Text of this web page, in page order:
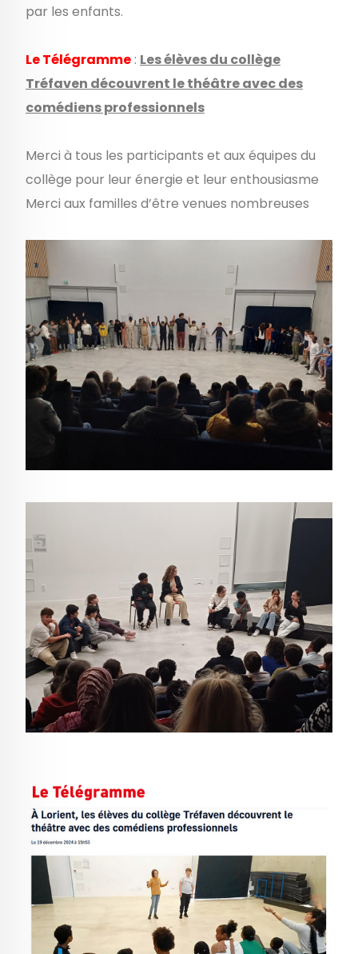
par les enfants.
Le Télégramme : Les élèves du collège
Tréfaven découvrent le théâtre avec des
comédiens professionnels
Merci à tous les participants et aux équipes du
collège pour leur énergie et leur enthousiasme
Merci aux familles d’être venues nombreuses